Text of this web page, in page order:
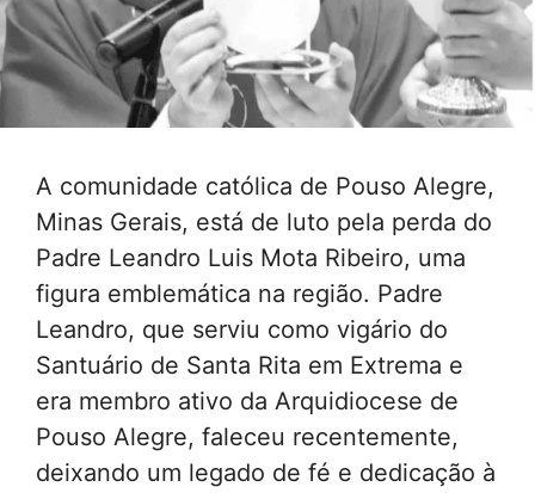
A comunidade católica de Pouso Alegre,
Minas Gerais, está de luto pela perda do
Padre Leandro Luis Mota Ribeiro, uma
figura emblemática na região. Padre
Leandro, que serviu como vigário do
Santuário de Santa Rita em Extrema e
era membro ativo da Arquidiocese de
Pouso Alegre, faleceu recentemente,
deixando um legado de fé e dedicação à